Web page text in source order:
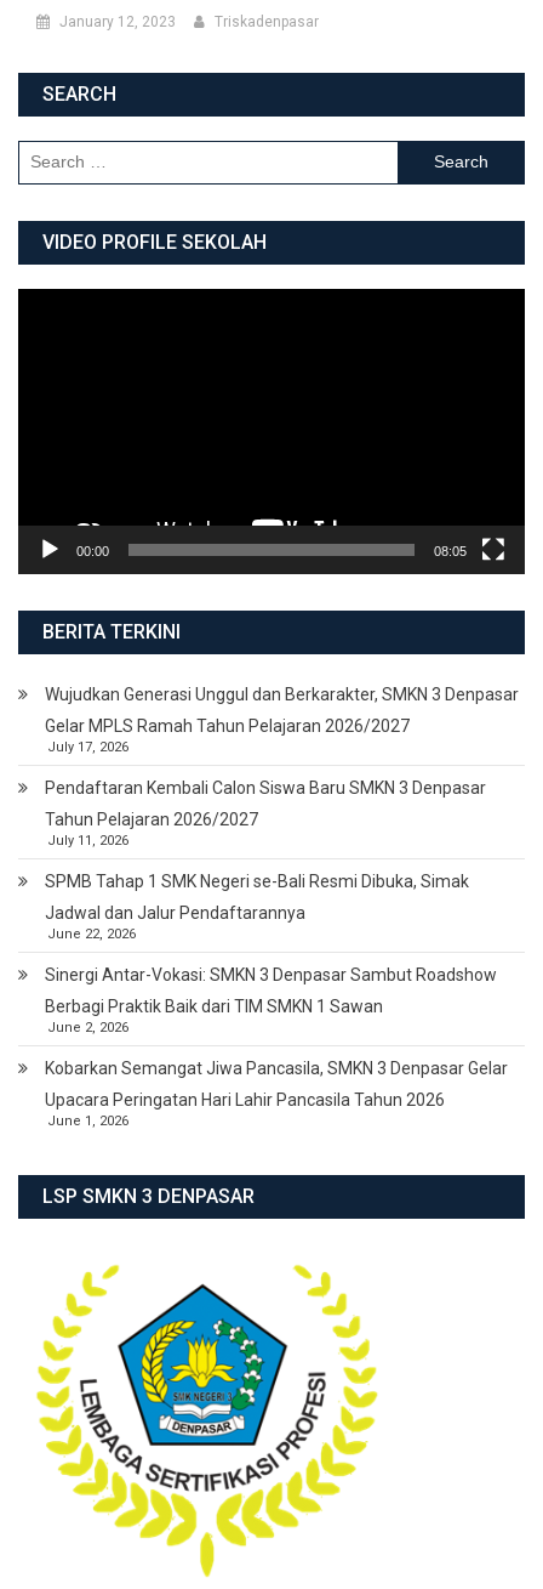
January 12, 2023 Triskadenpasar
SEARCH
Search for:
VIDEO PROFILE SEKOLAH
00:00 08:05
BERITA TERKINI
Wujudkan Generasi Unggul dan Berkarakter, SMKN 3 Denpasar
Gelar MPLS Ramah Tahun Pelajaran 2026/2027
July 17, 2026
Pendaftaran Kembali Calon Siswa Baru SMKN 3 Denpasar
Tahun Pelajaran 2026/2027
July 11, 2026
SPMB Tahap 1 SMK Negeri se-Bali Resmi Dibuka, Simak
Jadwal dan Jalur Pendaftarannya
June 22, 2026
Sinergi Antar-Vokasi: SMKN 3 Denpasar Sambut Roadshow
Berbagi Praktik Baik dari TIM SMKN 1 Sawan
June 2, 2026
Kobarkan Semangat Jiwa Pancasila, SMKN 3 Denpasar Gelar
Upacara Peringatan Hari Lahir Pancasila Tahun 2026
June 1, 2026
LSP SMKN 3 DENPASAR